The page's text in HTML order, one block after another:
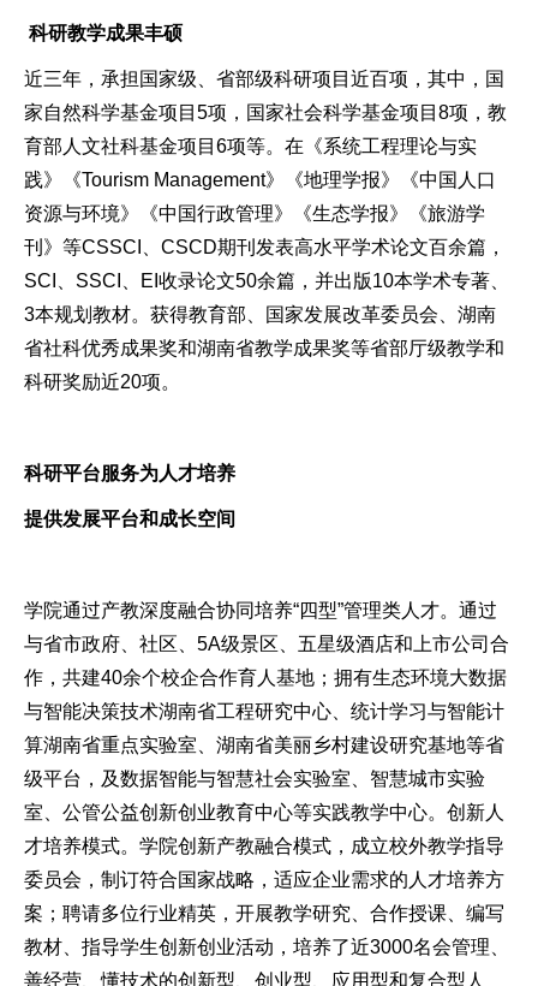
科研教学成果丰硕
近三年，承担国家级、省部级科研项目近百项，其中，国
家自然科学基金项目5项，国家社会科学基金项目8项，教
育部人文社科基金项目6项等。在《系统工程理论与实
践》《Tourism Management》《地理学报》《中国人口
资源与环境》《中国行政管理》《生态学报》《旅游学
刊》等CSSCI、CSCD期刊发表高水平学术论文百余篇，
SCI、SSCI、EI收录论文50余篇，并出版10本学术专著、
3本规划教材。获得教育部、国家发展改革委员会、湖南
省社科优秀成果奖和湖南省教学成果奖等省部厅级教学和
科研奖励近20项。
科研平台服务为人才培养
提供发展平台和成长空间
学院通过产教深度融合协同培养“四型”管理类人才。通过
与省市政府、社区、5A级景区、五星级酒店和上市公司合
作，共建40余个校企合作育人基地；拥有生态环境大数据
与智能决策技术湖南省工程研究中心、统计学习与智能计
算湖南省重点实验室、湖南省美丽乡村建设研究基地等省
级平台，及数据智能与智慧社会实验室、智慧城市实验
室、公管公益创新创业教育中心等实践教学中心。创新人
才培养模式。学院创新产教融合模式，成立校外教学指导
委员会，制订符合国家战略，适应企业需求的人才培养方
案；聘请多位行业精英，开展教学研究、合作授课、编写
教材、指导学生创新创业活动，培养了近3000名会管理、
善经营、懂技术的创新型、创业型、应用型和复合型人